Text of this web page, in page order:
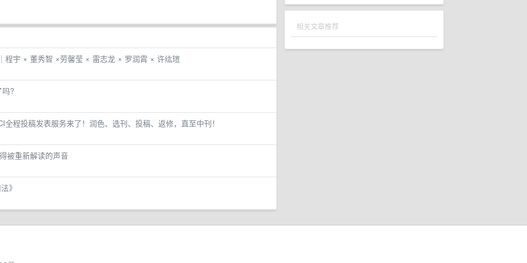
相关文章推荐
程宇 × 董秀智 ×劳馨莹 × 雷志龙 × 罗润霄 × 许纮瑄
吗?
程投稿发表服务来了！润色、选刊、投稿、返修，直至中刊！
被重新解读的声音
》